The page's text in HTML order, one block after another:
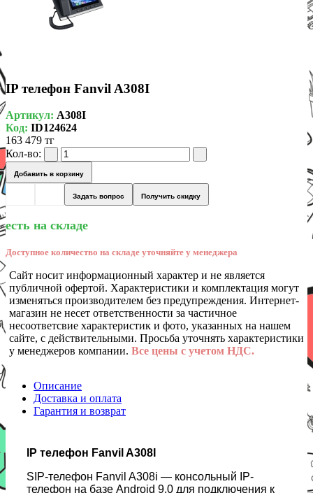
IP телефон Fanvil A308I
Артикул: A308I
Код: ID124624
163 479 тг
Кол-во:
Добавить в корзину
Задать вопрос Получить скидку
есть на складе
Доступное количество на складе уточняйте у менеджера
Сайт носит информационный характер и не является
публичной офертой. Характеристики и комплектация могут
изменяться производителем без предупреждения. Интернет-
магазин не несет ответственности за частичное
несоответсвие характеристик и фото, указанных на нашем
сайте, с действительными. Просьба уточнять характеристики
у менеджеров компании. Все цены с учетом НДС.
Описание
Доставка и оплата
Гарантия и возврат
IP телефон Fanvil A308I
SIP-телефон Fanvil A308i — консольный IP-
телефон на базе Android 9.0 для подключения к